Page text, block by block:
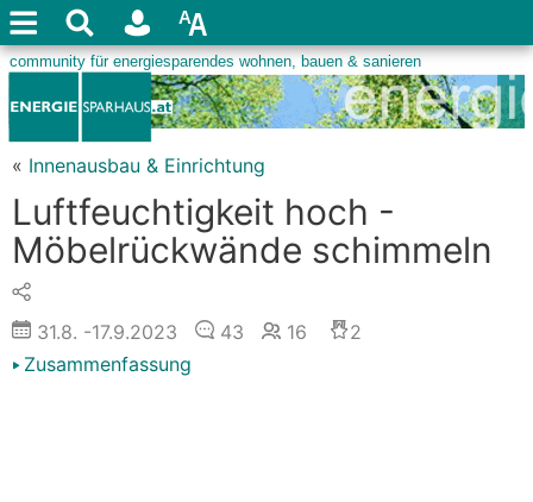
« Innenausbau & Einrichtung
Luftfeuchtigkeit hoch -
Möbelrückwände schimmeln
31.8. -17.9.2023 43 16
2
Zusammenfassung